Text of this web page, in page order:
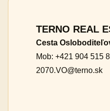
TERNO REAL
Cesta
Mob: +421 904 515
2070.VO@terno.sk